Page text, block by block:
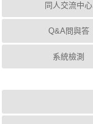
同人交流中心
Q&A問與答
系統檢測